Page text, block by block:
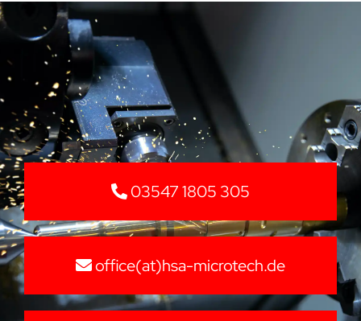
03547 1805 305
office(at)hsa-microtech.de